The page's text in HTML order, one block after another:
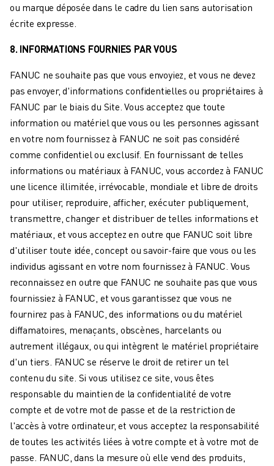
ou marque déposée dans le cadre du lien sans autorisation
écrite expresse.
8. INFORMATIONS FOURNIES PAR VOUS
FANUC ne souhaite pas que vous envoyiez, et vous ne devez
pas envoyer, d'informations confidentielles ou propriétaires à
FANUC par le biais du Site. Vous acceptez que toute
information ou matériel que vous ou les personnes agissant
en votre nom fournissez à FANUC ne soit pas considéré
comme confidentiel ou exclusif. En fournissant de telles
informations ou matériaux à FANUC, vous accordez à FANUC
une licence illimitée, irrévocable, mondiale et libre de droits
pour utiliser, reproduire, afficher, exécuter publiquement,
transmettre, changer et distribuer de telles informations et
matériaux, et vous acceptez en outre que FANUC soit libre
d'utiliser toute idée, concept ou savoir-faire que vous ou les
individus agissant en votre nom fournissez à FANUC. Vous
reconnaissez en outre que FANUC ne souhaite pas que vous
fournissiez à FANUC, et vous garantissez que vous ne
fournirez pas à FANUC, des informations ou du matériel
diffamatoires, menaçants, obscènes, harcelants ou
autrement illégaux, ou qui intègrent le matériel propriétaire
d'un tiers. FANUC se réserve le droit de retirer un tel
contenu du site. Si vous utilisez ce site, vous êtes
responsable du maintien de la confidentialité de votre
compte et de votre mot de passe et de la restriction de
l'accès à votre ordinateur, et vous acceptez la responsabilité
de toutes les activités liées à votre compte et à votre mot de
passe. FANUC, dans la mesure où elle vend des produits,